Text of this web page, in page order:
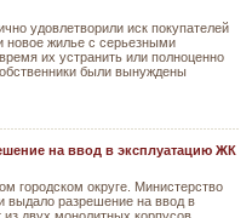
удовлетворили иск покупателей
новое жилье с серьезными
их устранить или полноценно
были вынуждены
на ввод в эксплуатацию ЖК
городском округе. Министерство
выдало разрешение на ввод в